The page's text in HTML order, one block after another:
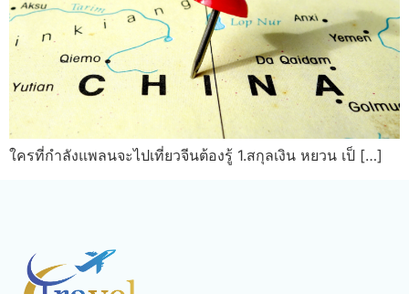
ใครที่กำลังแพลนจะไปเที่ยวจีนต้องรู้ 1.สกุลเงิน หยวน เป็ […]